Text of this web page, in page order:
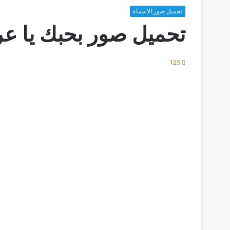
تحميل صور الاسماء
تحميل صور بحبك يا
125